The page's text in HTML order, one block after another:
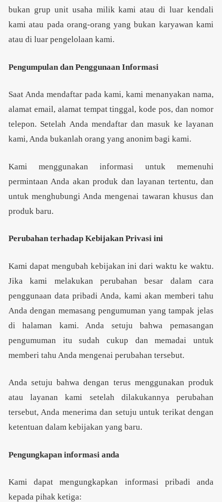
bukan grup unit usaha milik kami atau di luar kendali
kami atau pada orang-orang yang bukan karyawan kami
atau di luar pengelolaan kami.
Pengumpulan dan Penggunaan Informasi
Saat Anda mendaftar pada kami, kami menanyakan nama,
alamat email, alamat tempat tinggal, kode pos, dan nomor
telepon. Setelah Anda mendaftar dan masuk ke layanan
kami, Anda bukanlah orang yang anonim bagi kami.
Kami menggunakan informasi untuk memenuhi
permintaan Anda akan produk dan layanan tertentu, dan
untuk menghubungi Anda mengenai tawaran khusus dan
produk baru.
Perubahan terhadap Kebijakan Privasi ini
Kami dapat mengubah kebijakan ini dari waktu ke waktu.
Jika kami melakukan perubahan besar dalam cara
penggunaan data pribadi Anda, kami akan memberi tahu
Anda dengan memasang pengumuman yang tampak jelas
di halaman kami. Anda setuju bahwa pemasangan
pengumuman itu sudah cukup dan memadai untuk
memberi tahu Anda mengenai perubahan tersebut.
Anda setuju bahwa dengan terus menggunakan produk
atau layanan kami setelah dilakukannya perubahan
tersebut, Anda menerima dan setuju untuk terikat dengan
ketentuan dalam kebijakan yang baru.
Pengungkapan informasi anda
Kami dapat mengungkapkan informasi pribadi anda
kepada pihak ketiga: